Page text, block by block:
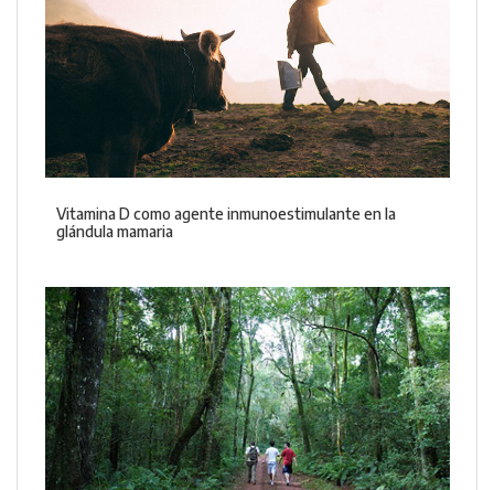
Vitamina D como agente inmunoestimulante en la
glándula mamaria